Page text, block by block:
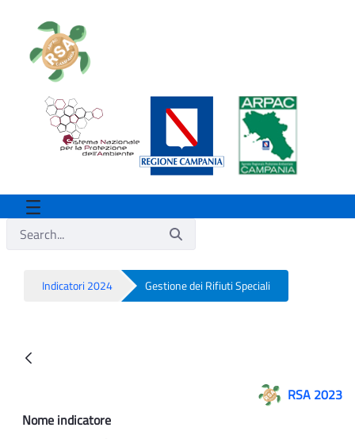
Indicatori 2024 Gestione dei Rifiuti Speciali
RSA 2023
Nome indicatore